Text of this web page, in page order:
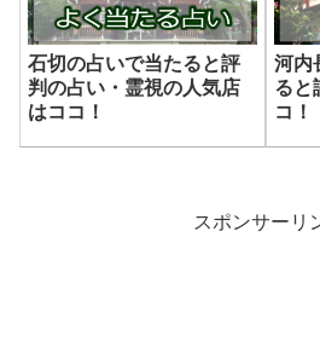
石切の占いで当たると評
判の占い・霊視の人気店
はココ！
河内
ると
コ！
スポンサーリ